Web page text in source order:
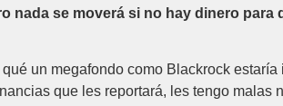
se moverá si no hay dinero para
un megafondo como Blackrock
que les reportará, les tengo malas